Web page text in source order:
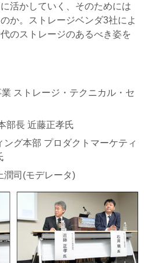
活かしていく、そのためには
か。ストレージベンダ3社によ
のストレージのあるべき姿を
ストレージ・テクニカル・セ
部長 近藤正孝氏
グ本部 プロダクトマーケティ
潤司(モデレータ)